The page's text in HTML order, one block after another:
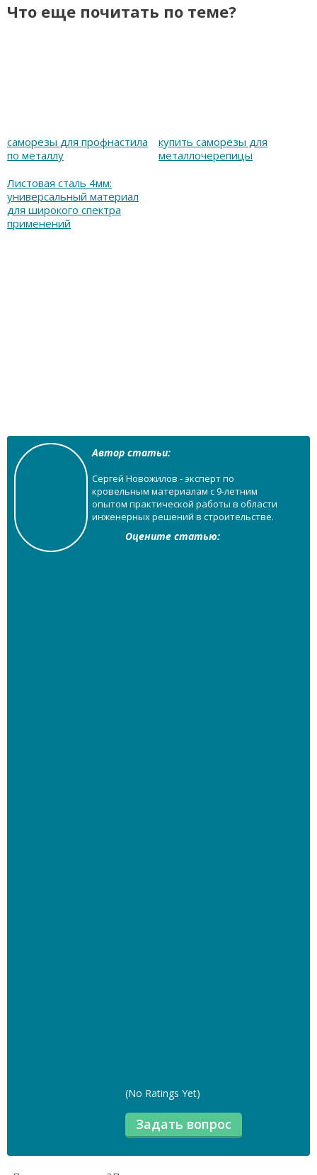
Что еще почитать по теме?
саморезы для профнастила
по металлу
купить саморезы для
металлочерепицы
Листовая сталь 4мм:
универсальный материал
для широкого спектра
применений
Автор статьи:
Сергей Новожилов - эксперт по
кровельным материалам с 9-летним
опытом практической работы в области
инженерных решений в строительстве.
Оцените статью:
(No Ratings Yet)